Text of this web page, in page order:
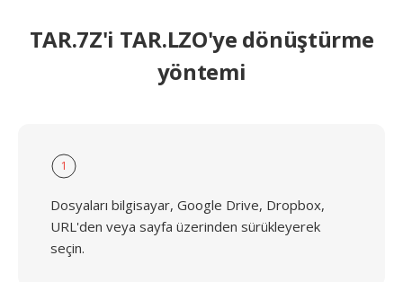
TAR.7Z'i TAR.LZO'ye dönüştürme
yöntemi
1
Dosyaları bilgisayar, Google Drive, Dropbox,
URL'den veya sayfa üzerinden sürükleyerek
seçin.